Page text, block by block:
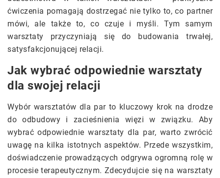
ćwiczenia pomagają dostrzegać nie tylko to, co partner
mówi, ale także to, co czuje i myśli. Tym samym
warsztaty przyczyniają się do budowania trwałej,
satysfakcjonującej relacji.
Jak wybrać odpowiednie warsztaty
dla swojej relacji
Wybór warsztatów dla par to kluczowy krok na drodze
do odbudowy i zacieśnienia więzi w związku. Aby
wybrać odpowiednie warsztaty dla par, warto zwrócić
uwagę na kilka istotnych aspektów. Przede wszystkim,
doświadczenie prowadzących odgrywa ogromną rolę w
procesie terapeutycznym. Zdecydujcie się na warsztaty